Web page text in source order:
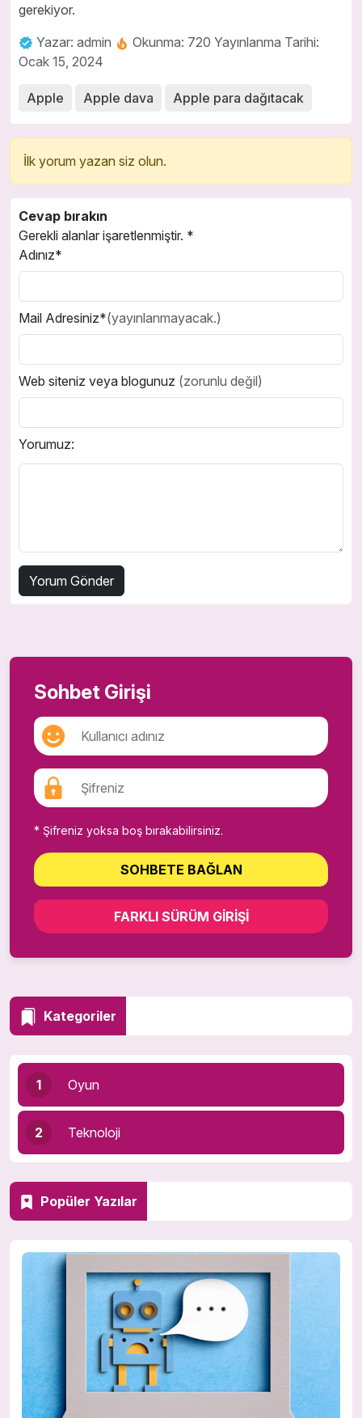
gerekiyor.
Yazar: admin
Okunma: 720 Yayınlanma Tarihi:
Ocak 15, 2024
Apple Apple dava Apple para dağıtacak
İlk yorum yazan siz olun.
Cevap bırakın
Gerekli alanlar işaretlenmiştir. *
Adınız*
Mail Adresiniz*(yayınlanmayacak.)
Web siteniz veya blogunuz (zorunlu değil)
Yorumuz:
Sohbet Girişi
* Şifreniz yoksa boş bırakabilirsiniz.
SOHBETE BAĞLAN
FARKLI SÜRÜM GIRIŞI
Kategoriler
1 Oyun
2 Teknoloji
Popüler Yazılar